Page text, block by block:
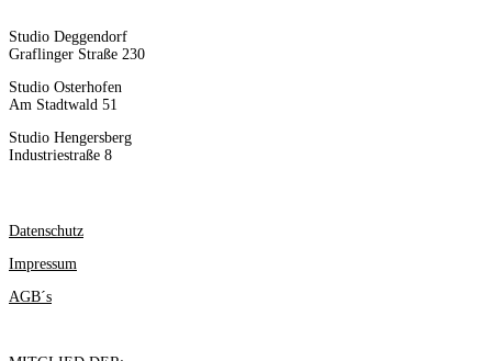
Studio Deggendorf
Graflinger Straße 230
Studio Osterhofen
Am Stadtwald 51
Studio Hengersberg
Industriestraße 8
Datenschutz
Impressum
AGB´s